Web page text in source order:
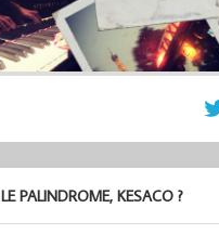
LE PALINDROME, KESACO ?